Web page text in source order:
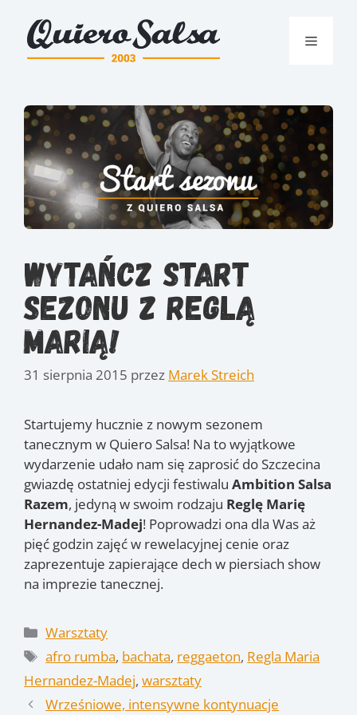
treści
Menu
Wytańcz Start
Sezonu z Reglą
Marią!
31 sierpnia 2015 przez Marek Streich
Startujemy hucznie z nowym sezonem
tanecznym w Quiero Salsa! Na to wyjątkowe
wydarzenie udało nam się zaprosić do Szczecina
gwiazdę ostatniej edycji festiwalu Ambition Salsa
Razem, jedyną w swoim rodzaju Reglę Marię
Hernandez-Madej! Poprowadzi ona dla Was aż
pięć godzin zajęć w rewelacyjnej cenie oraz
zaprezentuje zapierające dech w piersiach show
na imprezie tanecznej.
Kategorie
Warsztaty
Tagi
afro rumba, bachata, reggaeton, Regla Maria
Hernandez-Madej, warsztaty
Wrześniowe, intensywne kontynuacje